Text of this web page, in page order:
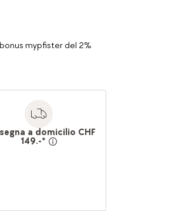
mypfister del 2%
a domicilio CHF
149.-*